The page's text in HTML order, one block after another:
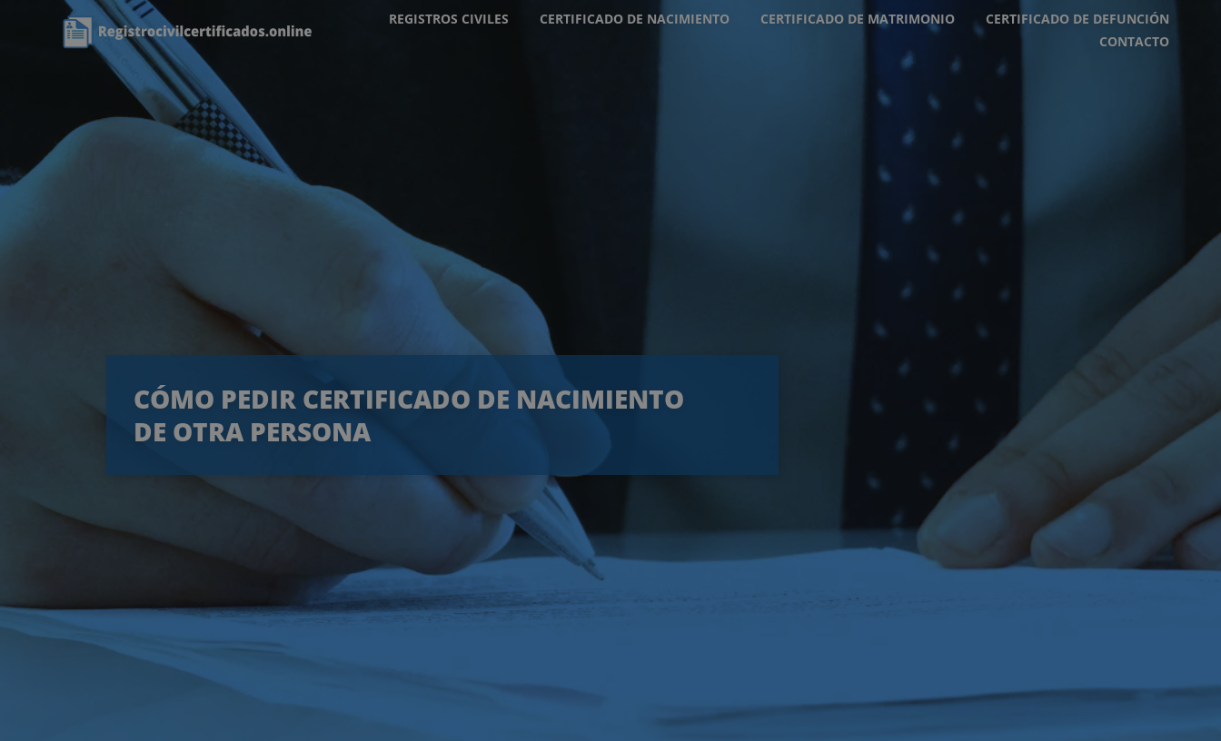
REGISTROS CIVILES CERTIFICADO DE NACIMIENTO CERTIFICADO DE MATRIMONIO
CERTIFICADO DE DEFUNCIÓN
CONTACTO
CÓMO PEDIR CERTIFICADO DE NACIMIENTO
DE OTRA PERSONA